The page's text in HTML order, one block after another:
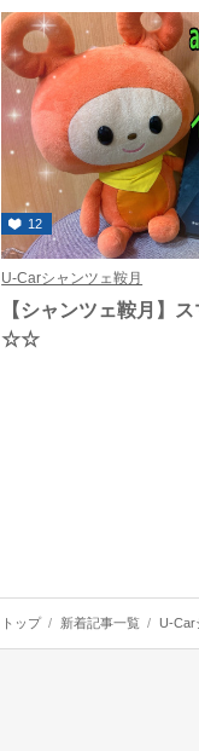
12
U-Carシャンツェ鞍月
【シャンツェ鞍月】
☆☆
トップ 新着記事一覧 U-Car